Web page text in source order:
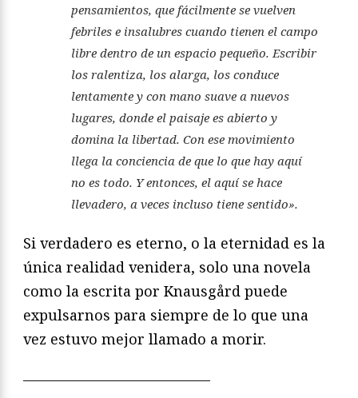
pensamientos, que fácilmente se vuelven
febriles e insalubres cuando tienen el campo
libre dentro de un espacio pequeño. Escribir
los ralentiza, los alarga, los conduce
lentamente y con mano suave a nuevos
lugares, donde el paisaje es abierto y
domina la libertad. Con ese movimiento
llega la conciencia de que lo que hay aquí
no es todo. Y entonces, el aquí se hace
llevadero, a veces incluso tiene sentido».
Si verdadero es eterno, o la eternidad es la
única realidad venidera, solo una novela
como la escrita por Knausgård puede
expulsarnos para siempre de lo que una
vez estuvo mejor llamado a morir.
—————————————